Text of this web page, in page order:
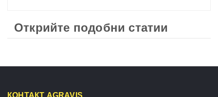
Открийте подобни статии
КОНТАКТ AGRAVIS